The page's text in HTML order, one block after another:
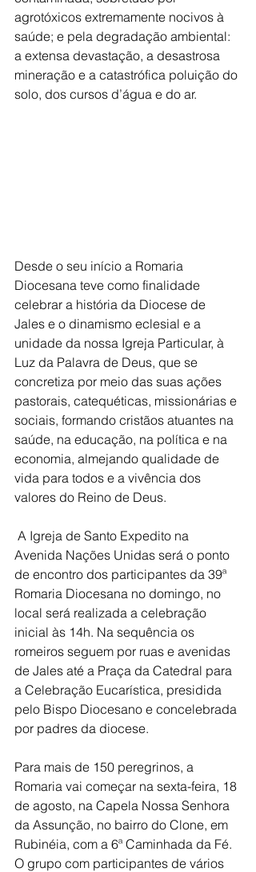
agrotóxicos extremamente nocivos à
saúde; e pela degradação ambiental:
a extensa devastação, a desastrosa
mineração e a catastrófica poluição do
solo, dos cursos d’água e do ar.
Desde o seu início a Romaria
Diocesana teve como finalidade
celebrar a história da Diocese de
Jales e o dinamismo eclesial e a
unidade da nossa Igreja Particular, à
Luz da Palavra de Deus, que se
concretiza por meio das suas ações
pastorais, catequéticas, missionárias e
sociais, formando cristãos atuantes na
saúde, na educação, na política e na
economia, almejando qualidade de
vida para todos e a vivência dos
valores do Reino de Deus.
A Igreja de Santo Expedito na
Avenida Nações Unidas será o ponto
de encontro dos participantes da 39ª
Romaria Diocesana no domingo, no
local será realizada a celebração
inicial às 14h. Na sequência os
romeiros seguem por ruas e avenidas
de Jales até a Praça da Catedral para
a Celebração Eucarística, presidida
pelo Bispo Diocesano e concelebrada
por padres da diocese.
Para mais de 150 peregrinos, a
Romaria vai começar na sexta-feira, 18
de agosto, na Capela Nossa Senhora
da Assunção, no bairro do Clone, em
Rubinéia, com a 6ª Caminhada da Fé.
O grupo com participantes de vários